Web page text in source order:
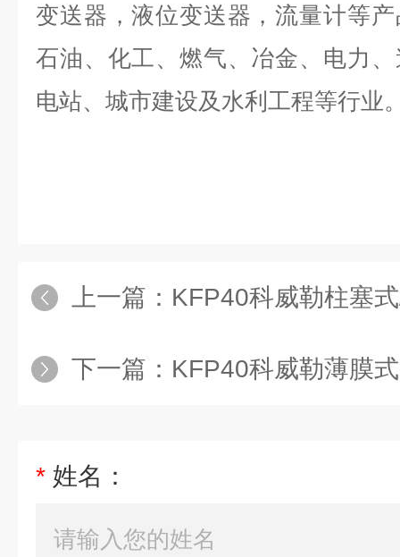
变送器，液位变送器，流量计等
石油、化工、燃气、冶金、电力
电站、城市建设及水利工程等行业
上一篇： KFP40科威勒柱塞
下一篇： KFP40科威勒薄膜
* 姓名：